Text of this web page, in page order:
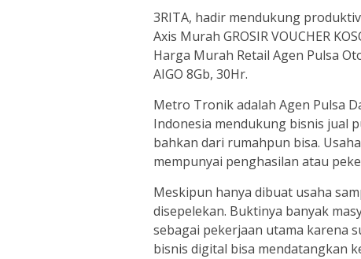
3RITA, hadir mendukung
Axis Murah GROSIR VOUCHER
Harga Murah Retail Agen Pulsa
AIGO 8Gb, 30Hr.
Metro Tronik adalah Agen Pulsa
Indonesia mendukung bisnis jual
bahkan dari rumahpun bisa.
mempunyai penghasilan atau
Meskipun hanya dibuat usaha
disepelekan. Buktinya banyak
sebagai pekerjaan utama karena
bisnis digital bisa mendatangkan